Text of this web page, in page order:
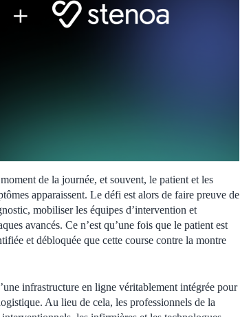
de la journée, et souvent, le patient et les
apparaissent. Le défi est alors de faire preuve de
mobiliser les équipes d’intervention et
avancés. Ce n’est qu’une fois que le patient est
et débloquée que cette course contre la montre
infrastructure en ligne véritablement intégrée pour
Au lieu de cela, les professionnels de la